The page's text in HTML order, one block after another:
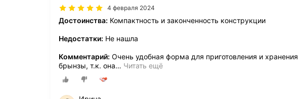
4 февраля 2024
Достоинства: Компактность и законченность конструкции
Недостатки: Не нашла
Комментарий: Очень удобная форма для приготовления и
брынзы, т.к. она… Читать ещё